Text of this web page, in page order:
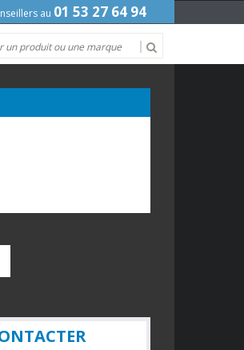
au 01 53 27 64 94